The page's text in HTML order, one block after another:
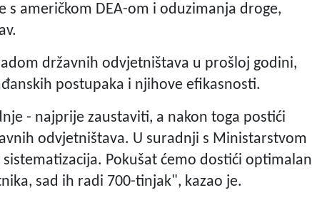
američkom DEA-om i oduzimanja droge,
državnih odvjetništava u prošloj godini,
postupaka i njihove efikasnosti.
- najprije zaustaviti, a nakon toga postići
odvjetništava. U suradnji s Ministarstvom
Pokušat ćemo dostići optimalan
sad ih radi 700-tinjak", kazao je.